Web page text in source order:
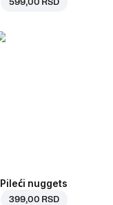
Pileći nuggets
399,00 RSD